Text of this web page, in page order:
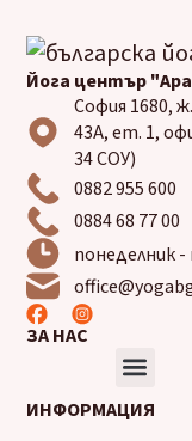
Йога център
София 1680,
43А, ет. 1,
34 СОУ)
0882 955 600
0884 68 77 00​
понеделник
ЗА НАС
ИНФОРМАЦИЯ